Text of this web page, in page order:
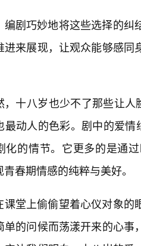
编剧巧妙地将这些选择的
进来展现，让观众能够感
，十八岁也少不了那些让
最动人的色彩。剧中的爱
化的情节。它更多的是通
春期情感的纯粹与美好。
课堂上偷偷望着心仪对象
单的问候而荡漾开来的心